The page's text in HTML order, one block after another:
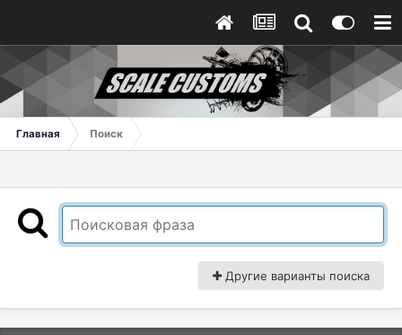
Главная Поиск
Другие варианты поиска